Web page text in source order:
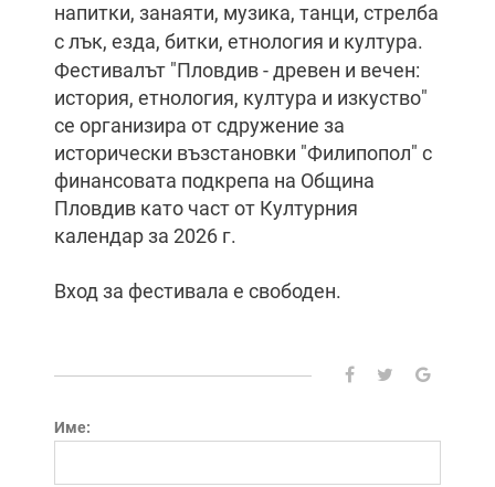
напитки, занаяти, музика, танци, стрелба
с лък, езда, битки, етнология и култура.
Фестивалът "Пловдив - древен и вечен:
история, етнология, култура и изкуство"
се организира от сдружение за
исторически възстановки "Филипопол" с
финансовата подкрепа на Община
Пловдив като част от Културния
календар за 2026 г.
Вход за фестивала е свободен.
Име: